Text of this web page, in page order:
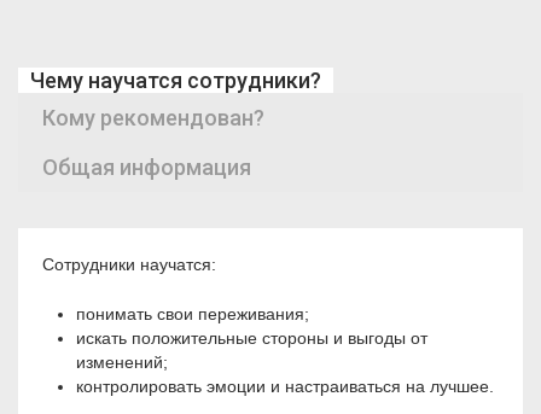
Чему научатся сотрудники?
Кому рекомендован?
Общая информация
Сотрудники научатся:
понимать свои переживания;
искать положительные стороны и выгоды от
изменений;
контролировать эмоции и настраиваться на лучшее.